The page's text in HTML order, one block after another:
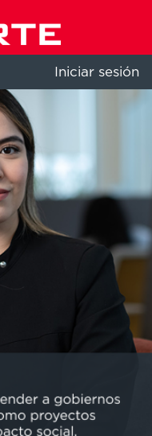
Iniciar sesión